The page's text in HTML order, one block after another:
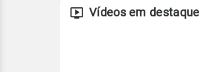
Vídeos em destaque